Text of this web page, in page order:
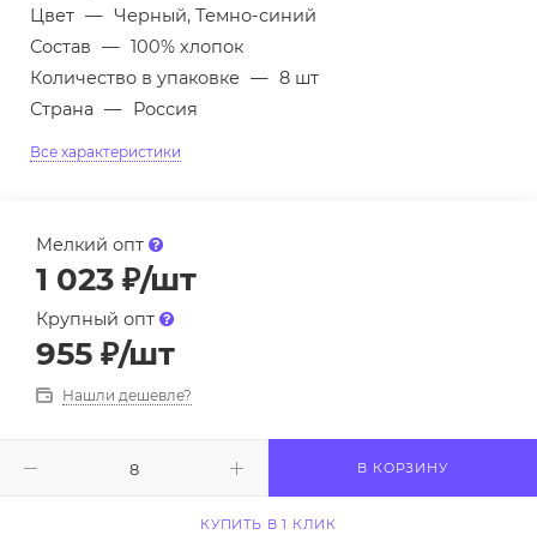
Цвет — Черный, Темно-синий
Состав — 100% хлопок
Количество в упаковке — 8 шт
Страна — Россия
Все характеристики
Мелкий опт
1 023 ₽/шт
Крупный опт
955 ₽/шт
Нашли дешевле?
В КОРЗИНУ
КУПИТЬ В 1 КЛИК